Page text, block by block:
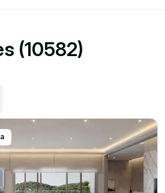
(10582)